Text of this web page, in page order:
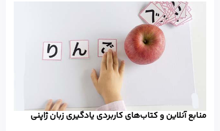
منابع آنلاین و کتاب‌های کاربردی یادگیری زبان ژاپنی